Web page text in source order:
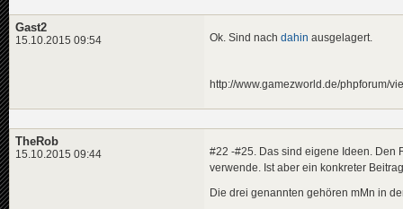
Gast2
15.10.2015 09:54 Ok. Sind nach dahin ausgelagert.
http://www.gamezworld.de/phpforum/
TheRob
15.10.2015 09:44
#22 -#25. Das sind eigene Ideen. Den
verwende. Ist aber ein konkreter
Die drei genannten gehören mMn in